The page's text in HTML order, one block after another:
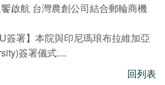
啟航 台灣農創公司結合郵輪商機
簽署】本院與印尼瑪琅布拉維加亞
簽署儀式....
回列表